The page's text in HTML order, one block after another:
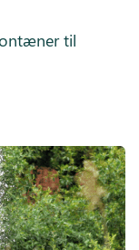
til